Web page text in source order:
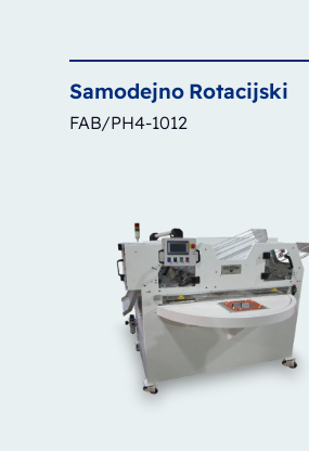
Samodejno Rotacijski
FAB/PH4-1012